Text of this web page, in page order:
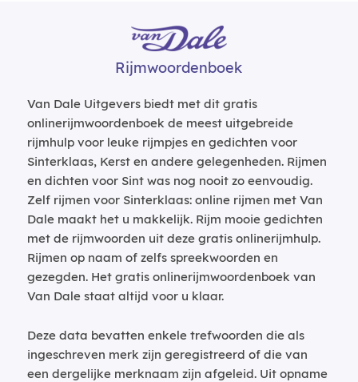
Rijmwoordenboek
Van Dale Uitgevers biedt met dit gratis
onlinerijmwoordenboek de meest uitgebreide
rijmhulp voor leuke rijmpjes en gedichten voor
Sinterklaas, Kerst en andere gelegenheden. Rijmen
en dichten voor Sint was nog nooit zo eenvoudig.
Zelf rijmen voor Sinterklaas: online rijmen met Van
Dale maakt het u makkelijk. Rijm mooie gedichten
met de rijmwoorden uit deze gratis onlinerijmhulp.
Rijmen op naam of zelfs spreekwoorden en
gezegden. Het gratis onlinerijmwoordenboek van
Van Dale staat altijd voor u klaar.
Deze data bevatten enkele trefwoorden die als
ingeschreven merk zijn geregistreerd of die van
een dergelijke merknaam zijn afgeleid. Uit opname